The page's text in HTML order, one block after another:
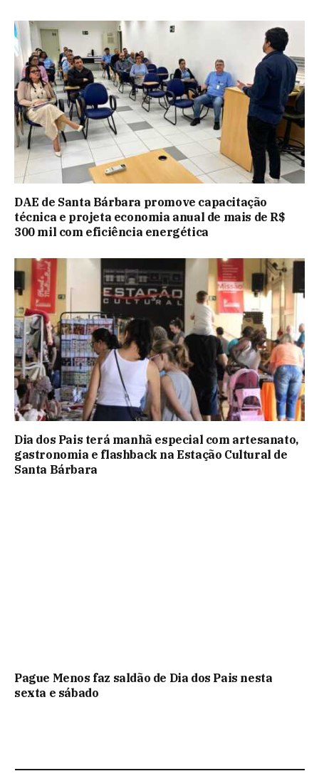
DAE de Santa Bárbara promove capacitação
técnica e projeta economia anual de mais de R$
300 mil com eficiência energética
Dia dos Pais terá manhã especial com artesanato,
gastronomia e flashback na Estação Cultural de
Santa Bárbara
Pague Menos faz saldão de Dia dos Pais nesta
sexta e sábado